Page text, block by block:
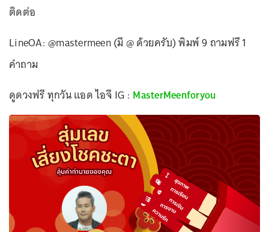
ติดต่อ
LineOA: @mastermeen (มี @ ด้วยครับ) พิมพ์ 9 ถามฟรี 1
คำถาม
ดูดวงฟรี ทุกวัน แอด ไอจี IG : MasterMeenforyou